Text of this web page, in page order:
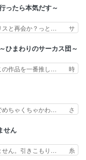
当… 股に海豚を挟み水
… OPEDとも無人バー
ね。ツン… 一等級ポテ
愛くて… そういや、ア
に、… とうとうアリア
で… 毎度ながらのスピ
期末試験が始まろうと
力鑑定胸像タリスマン
ったら本気だす～
リスと再会か？っと… サ
れているサラ… サラと
の女」とし… ルーシー
バカで微… サラとは会
れ方し… サラは未練0
だ… 役で出演させてい
… 毎クールメインヒロ
ひまわりのサーカス団～
の作品を一番推し… 時
んのね… デフォルメさ
が印… 葵＆茜の回も良
ひ… 互いが互いのこと
… 第５話をｄアニメス
当この作品は「キャ
ずかちゃんの介入で双
でめちゃくちゃかわ… さ
たララの思い… 仕事に
しいところ… ララちゃ
して良い… ララと茉里
八倒し… 労働するプリ
せん
せん。引きこもり… 糸